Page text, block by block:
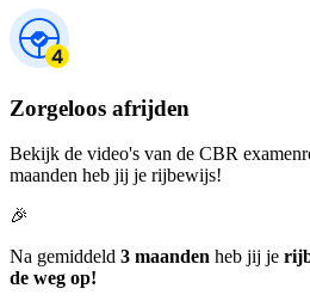
Zorgeloos afrijden
Bekijk de video's van de CBR
maanden heb jij je rijbewijs!
🎉
Na gemiddeld 3 maanden heb jij je
de weg op!